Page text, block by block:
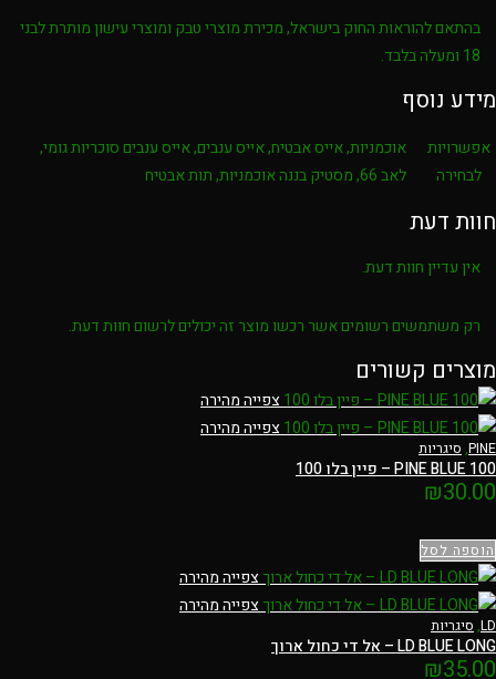
בהתאם להוראות החוק בישראל, מכירת מוצרי טבק ומוצרי עישון מותרת לבני
18 ומעלה בלבד
.
מידע נוסף
אפשרויות
לבחירה
אוכמניות, אייס אבטיח, אייס ענבים, אייס ענבים סוכריות גומי,
לאב 66, מסטיק בננה אוכמניות, תות אבטיח
חוות דעת
אין עדיין חוות דעת.
רק משתמשים רשומים אשר רכשו מוצר זה יכולים לרשום חוות דעת.
מוצרים קשורים
צפייה מהירה
צפייה מהירה
PINE
, סיגריות
PINE BLUE 100 – פיין בלו 100
₪30.00
הוספה לסל
צפייה מהירה
צפייה מהירה
LD
, סיגריות
LD BLUE LONG – אל די כחול ארוך
₪35.00